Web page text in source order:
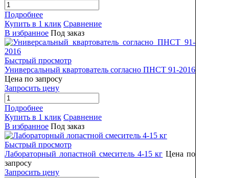
Подробнее
Купить в 1 клик Сравнение
В избранное Под заказ
Быстрый просмотр
Универсальный квартователь согласно ПНСТ 91-2016
Цена по запросу
Запросить цену
Подробнее
Купить в 1 клик Сравнение
В избранное Под заказ
Быстрый просмотр
Лабораторный лопастной смеситель 4-15 кг Цена по
запросу
Запросить цену